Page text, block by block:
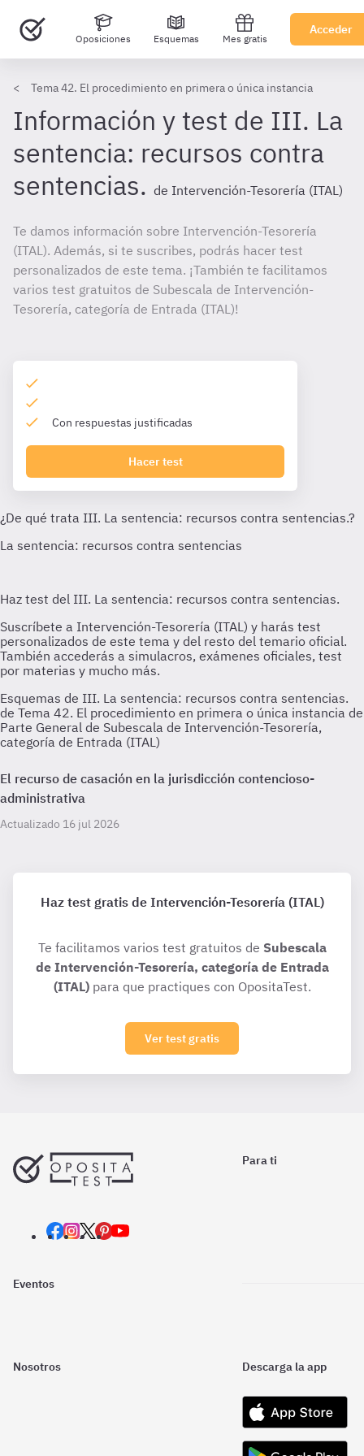
Oposiciones Esquemas Mes gratis
Acceder
Tema 42. El procedimiento en primera o única instancia
Información y test de III. La
sentencia: recursos contra
sentencias. de Intervención-Tesorería (ITAL)
Te damos información sobre Intervención-Tesorería
(ITAL). Además, si te suscribes, podrás hacer test
personalizados de este tema. ¡También te facilitamos
varios test gratuitos de Subescala de Intervención-
Tesorería, categoría de Entrada (ITAL)!
Con respuestas justificadas
Hacer test
Esquemas de III. La sentencia: recursos contra sentencias.
de Tema 42. El procedimiento en primera o única instancia de
Parte General de Subescala de Intervención-Tesorería,
categoría de Entrada (ITAL)
El recurso de casación en la jurisdicción contencioso-
administrativa
Actualizado 16 jul 2026
Haz test gratis de Intervención-Tesorería (ITAL)
Te facilitamos varios test gratuitos de Subescala
de Intervención-Tesorería, categoría de Entrada
(ITAL)para que practiques con OpositaTest.
Ver test gratis
Para ti
Eventos
Nosotros Descarga la app